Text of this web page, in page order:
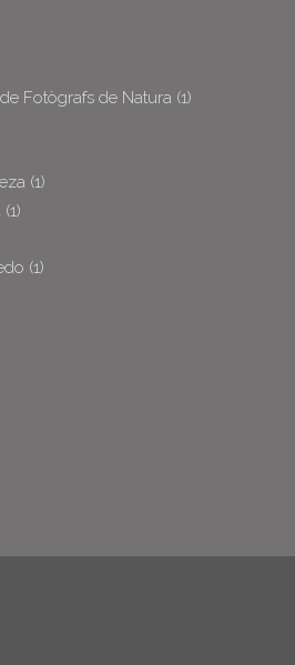
Fotògrafs de Natura (1)
(1)
(1)
(1)